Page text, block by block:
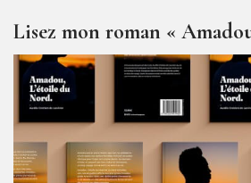
Lisez mon roman «